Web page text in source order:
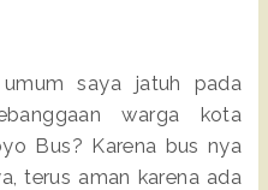
saya jatuh pada
warga kota
Bus? Karena bus nya
terus aman karena ada